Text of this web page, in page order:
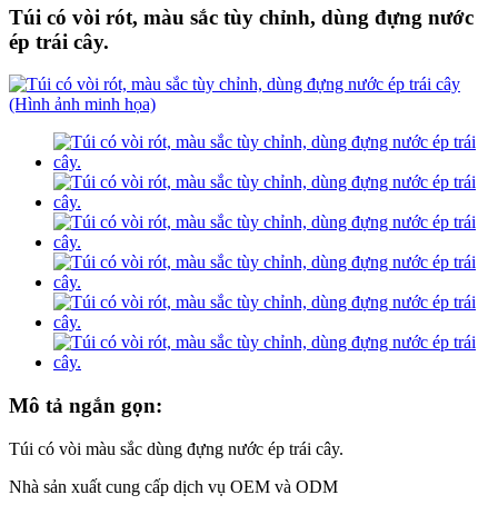
Túi có vòi rót, màu sắc tùy chỉnh, dùng đựng nước
ép trái cây.
Mô tả ngắn gọn:
Túi có vòi màu sắc dùng đựng nước ép trái cây.
Nhà sản xuất cung cấp dịch vụ OEM và ODM